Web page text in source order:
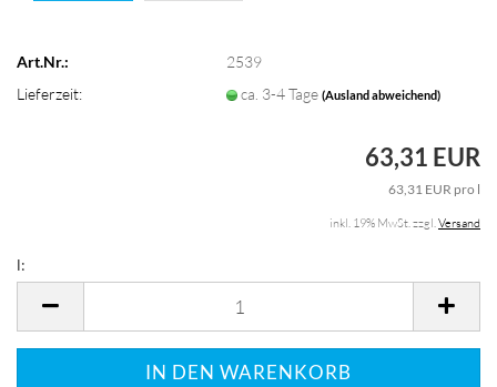
Art.Nr.:
2539
Lieferzeit:
ca. 3-4 Tage(Ausland abweichend)
63,31 EUR
63,31 EUR pro l
inkl. 19% MwSt. zzgl.Versand
l: